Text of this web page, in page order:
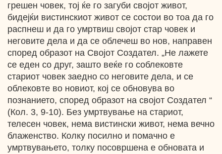
грешен човек, тој ќе го загуби својот живот,
бидејќи вистинскиот живот се состои во тоа да го
распнеш и да го умртвиш својот стар човек и
неговите дела и да се облечеш во нов, направен
според образот на Својот Создател. „Не лажете
се еден со друг, зашто веќе го соблековте
стариот човек заедно со неговите дела, и се
облековте во новиот, кој се обновува во
познанието, според образот на својот Создател “
(Кол. 3, 9-10). Без умртвување на стариот,
телесен човек, нема вистински живот, нема вечно
блаженство. Колку посилно и помачно е
умртвувањето, толку посовршена е обновата и